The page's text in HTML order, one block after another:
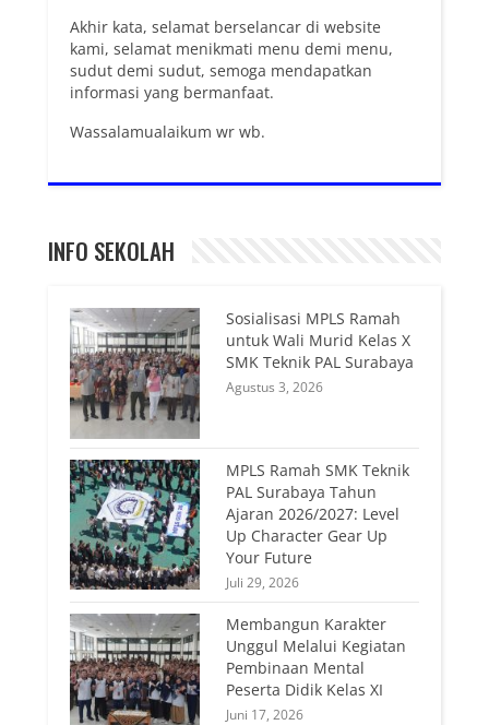
Akhir kata, selamat berselancar di website
kami, selamat menikmati menu demi menu,
sudut demi sudut, semoga mendapatkan
informasi yang bermanfaat.
Wassalamualaikum wr wb.
INFO SEKOLAH
Sosialisasi MPLS Ramah
untuk Wali Murid Kelas X
SMK Teknik PAL Surabaya
Agustus 3, 2026
MPLS Ramah SMK Teknik
PAL Surabaya Tahun
Ajaran 2026/2027: Level
Up Character Gear Up
Your Future
Juli 29, 2026
Membangun Karakter
Unggul Melalui Kegiatan
Pembinaan Mental
Peserta Didik Kelas XI
Juni 17, 2026